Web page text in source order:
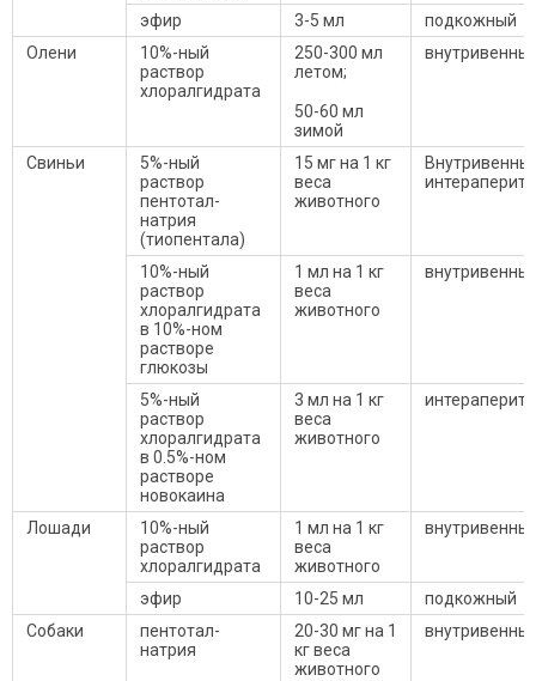
эфир 3-5 мл
подкожный
Олени
10%-ный
раствор
хлоралгидрата
250-300 мл
летом;
50-60 мл
зимой
Свиньи
5%-ный
раствор
пентотал-
натрия
(тиопентала)
15 мг на 1 кг
веса
животного
10%-ный
раствор
хлоралгидрата
в 10%-ном
растворе
глюкозы
1 мл на 1 кг
веса
животного
5%-ный
раствор
хлоралгидрата
в 0.5%-ном
растворе
новокаина
3 мл на 1 кг
веса
животного
Лошади
10%-ный
раствор
хлоралгидрата
1 мл на 1 кг
веса
животного
эфир 10-25 мл
подкожный
Собаки
пентотал-
натрия
20-30 мг на 1
кг веса
животного